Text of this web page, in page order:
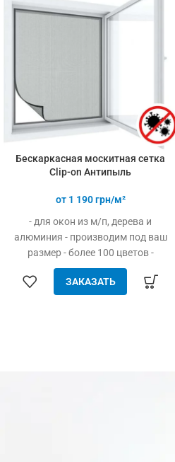
Бескаркасная москитная сетка
Clip-on Антипыль
от 1 190грн/м²
- для окон из м/п, дерева и
алюминия - производим под ваш
размер - более 100 цветов -
просто устанавливается - легко
одевается и снимается - дешевле
ЗАКАЗАТЬ